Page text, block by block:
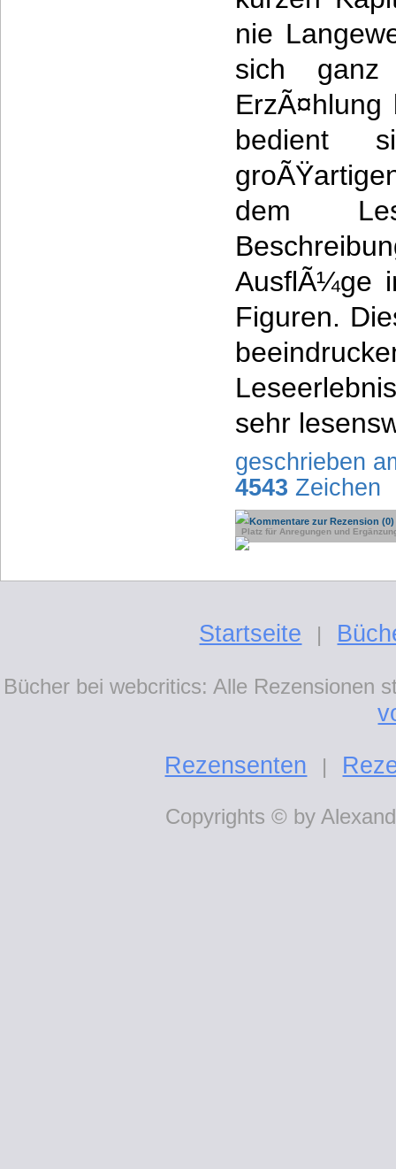
nie
sich
bedient
dem
AusflÃ¼ge
Figuren.
sehr
geschrieben
4543 Zeichen
Kommentare zur Rezension (0)
Platz für Anregungen und
Startseite |
Bücher bei webcritics: Alle Rezensionen
Rezensenten
|
Copyrights © by